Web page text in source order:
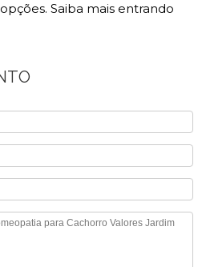
Saiba mais entrando